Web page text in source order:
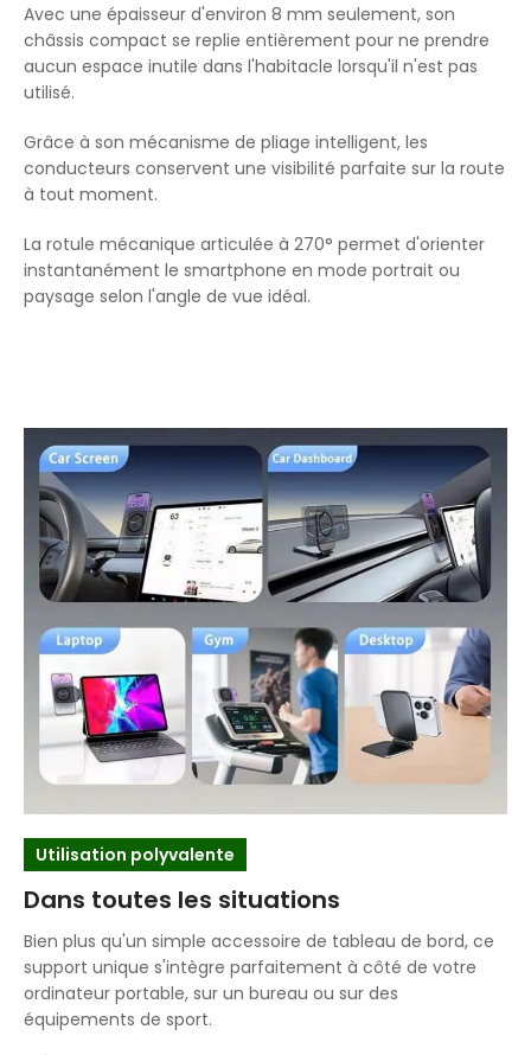
Avec une épaisseur d'environ 8 mm seulement, son
châssis compact se replie entièrement pour ne prendre
aucun espace inutile dans l'habitacle lorsqu'il n'est pas
utilisé.
Grâce à son mécanisme de pliage intelligent, les
conducteurs conservent une visibilité parfaite sur la route
à tout moment.
La rotule mécanique articulée à 270° permet d'orienter
instantanément le smartphone en mode portrait ou
paysage selon l'angle de vue idéal.
Utilisation polyvalente
Dans toutes les situations
Bien plus qu'un simple accessoire de tableau de bord, ce
support unique s'intègre parfaitement à côté de votre
ordinateur portable, sur un bureau ou sur des
équipements de sport.